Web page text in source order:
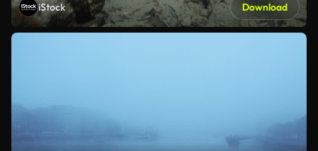
iStock Download